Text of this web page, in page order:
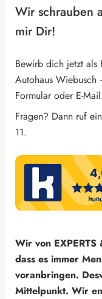
Wir schrauben
mir Dir!
Bewirb dich jetzt
Autohaus
Formular oder E-
Fragen? Dann ruf
11.
Wir von
dass es immer
voranbringen.
Mittelpunkt. Wir